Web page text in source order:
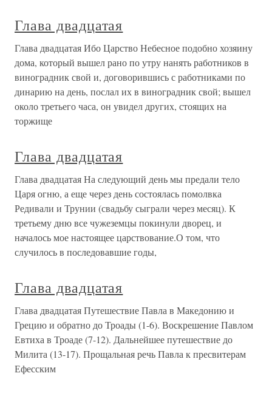
Глава двадцатая
Глава двадцатая Ибо Царство Небесное подобно хозяину
дома, который вышел рано по утру нанять работников в
виноградник свой и, договорившись с работниками по
динарию на день, послал их в виноградник свой; вышел
около третьего часа, он увидел других, стоящих на
торжище
Глава двадцатая
Глава двадцатая На следующий день мы предали тело
Царя огню, а еще через день состоялась помолвка
Редивали и Трунии (свадьбу сыграли через месяц). К
третьему дню все чужеземцы покинули дворец, и
началось мое настоящее царствование.О том, что
случилось в последовавшие годы,
Глава двадцатая
Глава двадцатая Путешествие Павла в Македонию и
Грецию и обратно до Троады (1-6). Воскрешение Павлом
Евтиха в Троаде (7-12). Дальнейшее путешествие до
Милита (13-17). Прощальная речь Павла к пресвитерам
Ефесским